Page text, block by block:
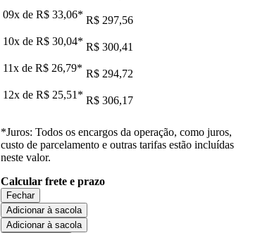
09x de R$ 33,06* R$ 297,56
10x de R$ 30,04* R$ 300,41
11x de R$ 26,79* R$ 294,72
12x de R$ 25,51 * R$ 306,17
*Juros: Todos os encargos da operação, como juros,
custo de parcelamento e outras tarifas estão incluídas
neste valor.
Calcular frete e prazo
Fechar
Adicionar à sacola
Adicionar à sacola